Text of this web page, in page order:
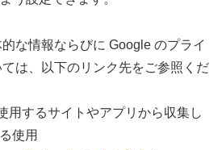
な情報ならびに Google のプライ
は、以下のリンク先をご参照くだ
用するサイトやアプリから収集し
使用